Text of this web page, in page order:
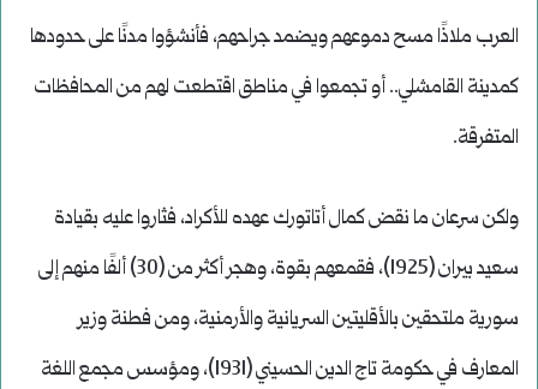
العرب ملاذًا مسح دموعهم ويضمد جراحهم، فأنشؤوا مدنًا على حدودها
كمدينة القامشلي.. أو تجمعوا في مناطق اقتطعت لهم من المحافظات
المتفرقة.
ولكن سرعان ما نقض كمال أتاتورك عهده للأكراد، فثاروا عليه بقيادة
سعيد بيران (1925)، فقمعهم بقوة، وهجر أكثر من (30) ألفًا منهم إلى
سورية ملتحقين بالأقليتين السريانية والأرمنية، ومن فطنة وزير
المعارف في حكومة تاج الدين الحسيني (1931)، ومؤسس مجمع اللغة